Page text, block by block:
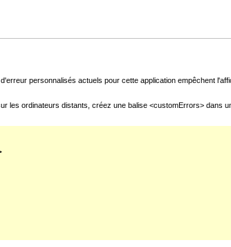
personnalisés actuels pour cette application empêchent
les ordinateurs distants, créez une balise <customErrors> dans